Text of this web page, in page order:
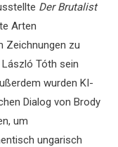
Der Brutalist
Arten
Zeichnungen zu
Tóth sein
wurden KI-
Dialog von Brody
um
ungarisch